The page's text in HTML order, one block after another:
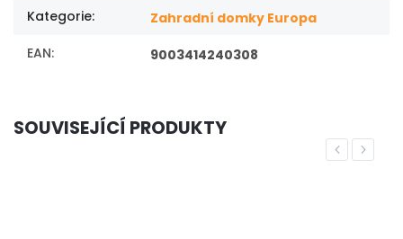
Kategorie:
Zahradní domky Europa
EAN: 9003414240308
SOUVISEJÍCÍ PRODUKTY
Previous
Next